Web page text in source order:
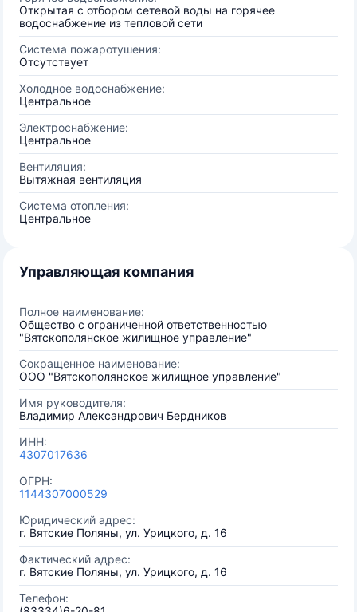
Открытая с отбором сетевой воды на горячее
водоснабжение из тепловой сети
Система пожаротушения:
Отсутствует
Холодное водоснабжение:
Центральное
Электроснабжение:
Центральное
Вентиляция:
Вытяжная вентиляция
Система отопления:
Центральное
Управляющая компания
Полное наименование:
Общество с ограниченной ответственностью
"Вятскополянское жилищное управление"
Сокращенное наименование:
ООО "Вятскополянское жилищное управление"
Имя руководителя:
Владимир Александрович Бердников
ИНН:
4307017636
ОГРН:
1144307000529
Юридический адрес:
г. Вятские Поляны, ул. Урицкого, д. 16
Фактический адрес:
г. Вятские Поляны, ул. Урицкого, д. 16
Телефон: